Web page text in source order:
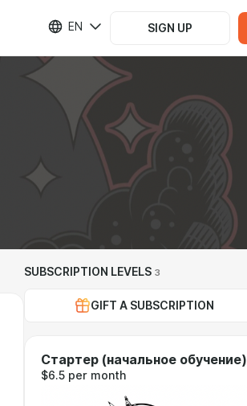
EN SIGN UP
SUBSCRIPTION LEVELS 3
GIFT A SUBSCRIPTION
Стартер (начальное обучение)
$6.5 per month